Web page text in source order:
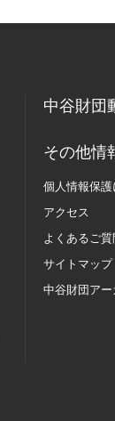
中谷財団
その他情
個人情報保護
アクセス
よくあるご質
サイトマップ
中谷財団アー